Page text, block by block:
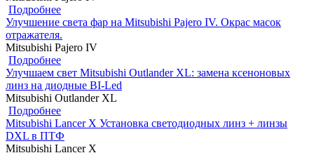
Подробнее
Улучшение света фар на Mitsubishi Pajero IV. Окрас масок
отражателя.
Mitsubishi Pajero IV
Подробнее
Улучшаем свет Mitsubishi Outlander XL: замена ксеноновых
линз на диодные BI-Led
Mitsubishi Outlander XL
Подробнее
Mitsubishi Lancer X Установка светодиодных линз + линзы
DXL в ПТФ
Mitsubishi Lancer X